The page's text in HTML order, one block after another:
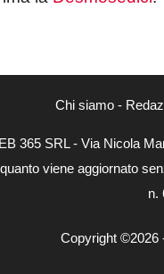
Chi siamo-
365 SRL - Via Nicola
viene aggiornato
n.
Copyright ©2026